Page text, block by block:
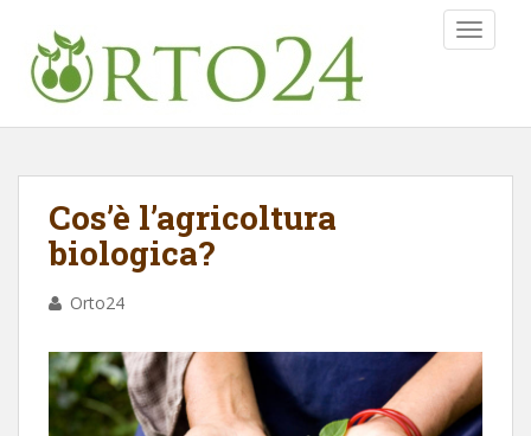
Cos’è l’agricoltura
biologica?
Orto24